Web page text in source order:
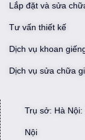
Lắp đặt và sửa
Tư vấn thiết kế
Dịch vụ khoan
Dịch vụ sửa chữa
Trụ sở: Hà
Nội